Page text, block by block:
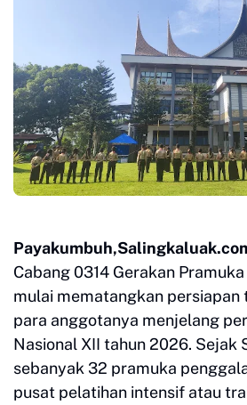
Cabang 0314 Gerakan
mulai mematangkan persiapan
para anggotanya menjelang
Nasional XII tahun 2026. Sejak
sebanyak 32 pramuka
pusat pelatihan intensif atau